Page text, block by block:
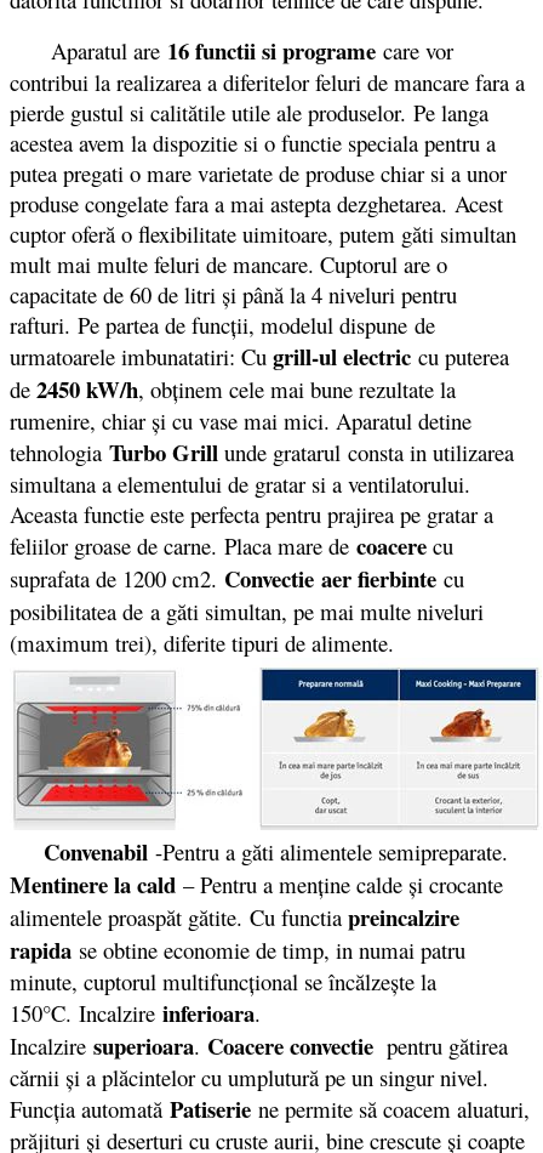
Aparatul are 16 functii si programe care vor
contribui la realizarea a diferitelor feluri de mancare fara a
pierde gustul si calitătile utile ale produselor. Pe langa
acestea avem la dispozitie si o functie speciala pentru a
putea pregati o mare varietate de produse chiar si a unor
produse congelate fara a mai astepta dezghetarea. Acest
cuptor oferă o flexibilitate uimitoare, putem găti simultan
mult mai multe feluri de mancare. Cuptorul are o
capacitate de 60 de litri şi până la 4 niveluri pentru
rafturi. Pe partea de funcții, modelul dispune de
urmatoarele imbunatatiri: Cu grill-ul electric cu puterea
de 2450 kW/h, obţinem cele mai bune rezultate la
rumenire, chiar şi cu vase mai mici. Aparatul detine
tehnologia Turbo Grill unde gratarul consta in utilizarea
simultana a elementului de gratar si a ventilatorului.
Aceasta functie este perfecta pentru prajirea pe gratar a
feliilor groase de carne. Placa mare de coacere cu
suprafata de 1200 cm2. Convectie aer fierbinte cu
posibilitatea de a găti simultan, pe mai multe niveluri
(maximum trei), diferite tipuri de alimente.
Convenabil -Pentru a găti alimentele semipreparate.
Mentinere la cald – Pentru a menţine calde şi crocante
alimentele proaspăt gătite. Cu functia preincalzire
rapida se obtine economie de timp, in numai patru
minute, cuptorul multifuncţional se încălzeşte la
150°C. Incalzire inferioara.
Incalzire superioara. Coacere convectie pentru gătirea
cărnii şi a plăcintelor cu umplutură pe un singur nivel.
Funcţia automată Patiserie ne permite să coacem aluaturi,
prăjituri şi deserturi cu cruste aurii, bine crescute şi coapte